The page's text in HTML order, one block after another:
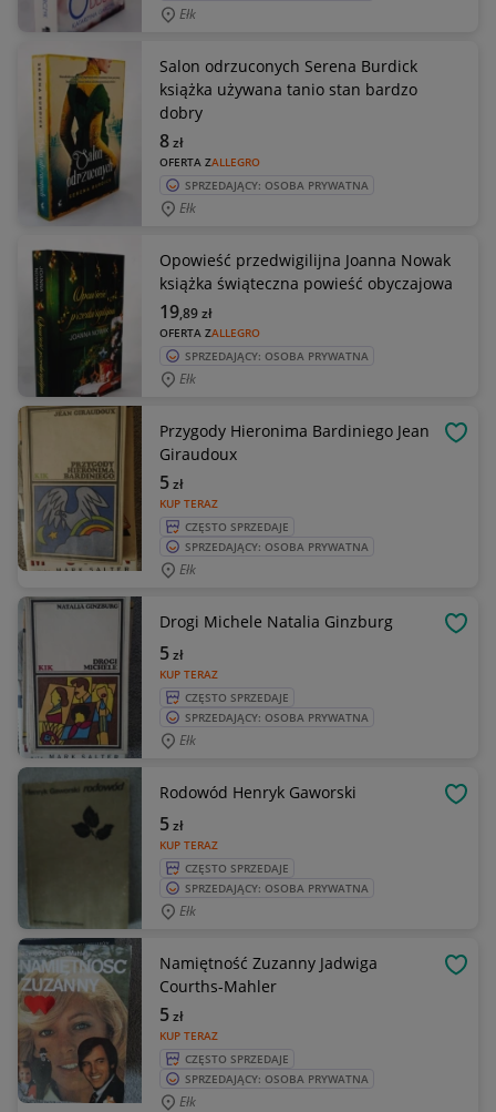
Ełk
Salon odrzuconych Serena Burdick
książka używana tanio stan bardzo
dobry
OFERTA ZALLEGRO
8zł
SPRZEDAJĄCY: OSOBA PRYWATNA
Ełk
Opowieść przedwigilijna Joanna Nowak
książka świąteczna powieść obyczajowa
OFERTA ZALLEGRO
19,89zł
SPRZEDAJĄCY: OSOBA PRYWATNA
Ełk
Przygody Hieronima Bardiniego Jean
Giraudoux
KUP TERAZ
5zł
CZĘSTO SPRZEDAJE
SPRZEDAJĄCY: OSOBA PRYWATNA
Ełk
Drogi Michele Natalia Ginzburg
KUP TERAZ
5zł
CZĘSTO SPRZEDAJE
SPRZEDAJĄCY: OSOBA PRYWATNA
Ełk
Rodowód Henryk Gaworski
KUP TERAZ
5zł
CZĘSTO SPRZEDAJE
SPRZEDAJĄCY: OSOBA PRYWATNA
Ełk
Namiętność Zuzanny Jadwiga
Courths-Mahler
KUP TERAZ
5zł
CZĘSTO SPRZEDAJE
SPRZEDAJĄCY: OSOBA PRYWATNA
Ełk